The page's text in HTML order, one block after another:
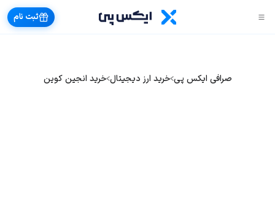
ثبت نام
صرافی ایکس پی خرید ارز دیجیتال خرید انجین کوین